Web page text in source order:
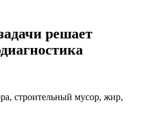
решает
cтроительный мусор, жир,